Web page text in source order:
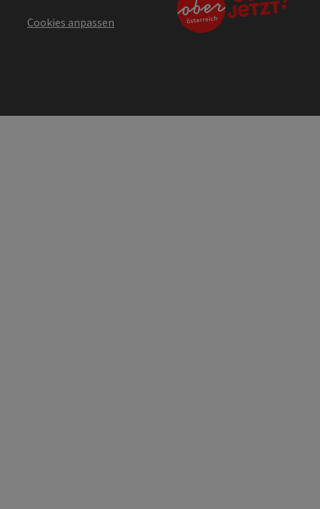
Cookies anpassen